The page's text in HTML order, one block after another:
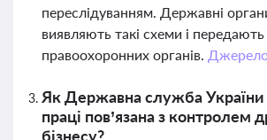
переслідуванням. Державні
виявляють такі схеми і
правоохоронних органів.
Як Державна служба України
праці пов’язана з контролем
бізнесу?